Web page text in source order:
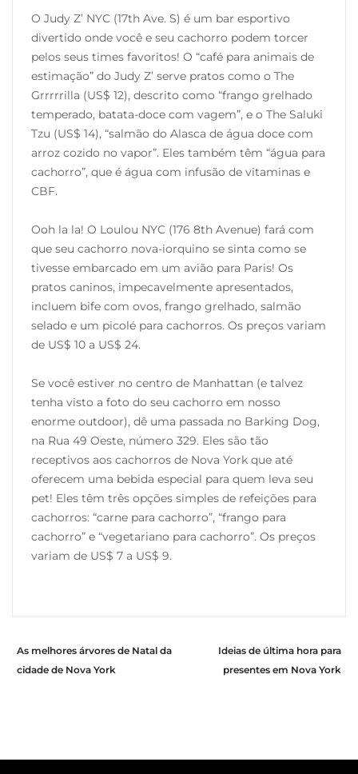
O Judy Z’ NYC (17th Ave. S) é um bar esportivo
divertido onde você e seu cachorro podem torcer
pelos seus times favoritos! O “café para animais de
estimação” do Judy Z’ serve pratos como o The
Grrrrrilla (US$ 12), descrito como “frango grelhado
temperado, batata-doce com vagem”, e o The Saluki
Tzu (US$ 14), “salmão do Alasca de água doce com
arroz cozido no vapor”. Eles também têm “água para
cachorro”, que é água com infusão de vitaminas e
CBF.
Ooh la la! O Loulou NYC (176 8th Avenue) fará com
que seu cachorro nova-iorquino se sinta como se
tivesse embarcado em um avião para Paris! Os
pratos caninos, impecavelmente apresentados,
incluem bife com ovos, frango grelhado, salmão
selado e um picolé para cachorros. Os preços variam
de US$ 10 a US$ 24.
Se você estiver no centro de Manhattan (e talvez
tenha visto a foto do seu cachorro em nosso
enorme outdoor), dê uma passada no Barking Dog,
na Rua 49 Oeste, número 329. Eles são tão
receptivos aos cachorros de Nova York que até
oferecem uma bebida especial para quem leva seu
pet! Eles têm três opções simples de refeições para
cachorros: “carne para cachorro”, “frango para
cachorro” e “vegetariano para cachorro”. Os preços
variam de US$ 7 a US$ 9.
As melhores árvores de Natal da
cidade de Nova York
Ideias de última hora para
presentes em Nova York